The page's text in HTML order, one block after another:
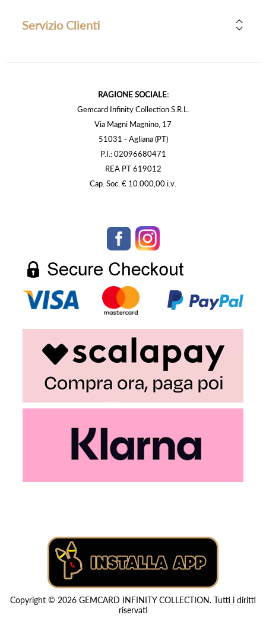
Servizio Clienti
RAGIONE SOCIALE:
Gemcard Infinity Collection S.R.L.
Via Magni Magnino, 17
51031 - Agliana (PT)
P.I.: 02096680471
REA PT 619012
Cap. Soc. € 10.000,00 i.v.
Copyright © 2026 GEMCARD INFINITY COLLECTION. Tutti i diritti
riservati